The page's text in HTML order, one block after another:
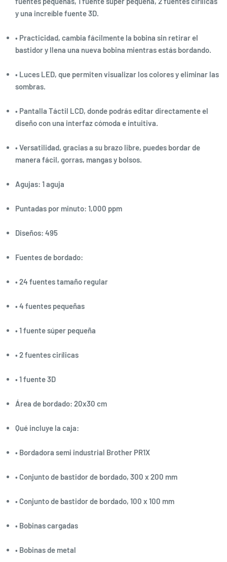
y una increíble fuente 3D.
• Practicidad, cambia fácilmente la bobina sin retirar el
bastidor y llena una nueva bobina mientras estás bordando.
• Luces LED, que permiten visualizar los colores y eliminar las
sombras.
• Pantalla Táctil LCD, donde podrás editar directamente el
diseño con una interfaz cómoda e intuitiva.
• Versatilidad, gracias a su brazo libre, puedes bordar de
manera fácil, gorras, mangas y bolsos.
Agujas: 1 aguja
Puntadas por minuto: 1,000 ppm
Diseños: 495
Fuentes de bordado:
• 24 fuentes tamaño regular
• 4 fuentes pequeñas
• 1 fuente súper pequeña
• 2 fuentes cirílicas
• 1 fuente 3D
Área de bordado: 20x30 cm
Qué incluye la caja:
• Bordadora semi industrial Brother PR1X
• Conjunto de bastidor de bordado, 300 x 200 mm
• Conjunto de bastidor de bordado, 100 x 100 mm
• Bobinas cargadas
• Bobinas de metal